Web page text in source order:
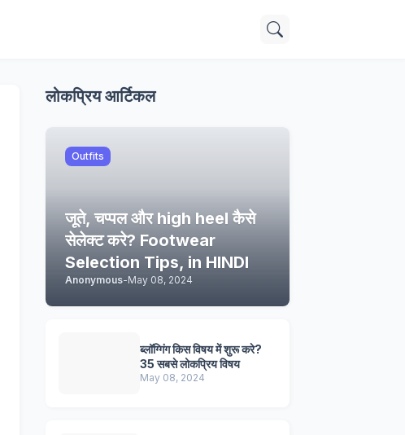
लोकप्रिय आर्टिकल
Outfits
जूते, चप्पल और high heel कैसे
सेलेक्ट करे? Footwear
Selection Tips, in HINDI
Anonymous-May 08, 2024
ब्लॉग्गिंग किस विषय में शुरू करे?
35 सबसे लोकप्रिय विषय
May 08, 2024